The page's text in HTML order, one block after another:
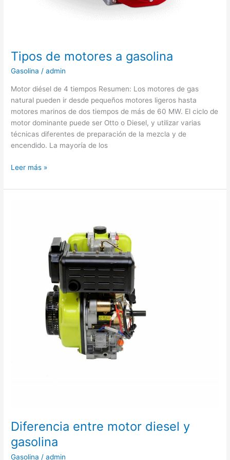
Tipos de motores a gasolina
Gasolina /admin
Motor diésel de 4 tiempos Resumen: Los motores de gas
natural pueden ir desde pequeños motores ligeros hasta
motores marinos de dos tiempos de más de 60 MW. El ciclo de
motor dominante puede ser Otto o Diesel, y utilizar varias
técnicas diferentes de preparación de la mezcla y de
encendido. La mayoría de los
Tipos
motores
Leer más »
Diferencia entre motor diesel y
gasolina
Gasolina /admin